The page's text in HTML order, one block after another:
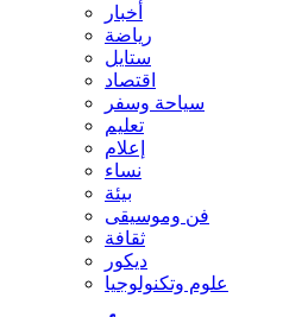
أخبار
رياضة
ستايل
اقتصاد
سياحة وسفر
تعليم
إعلام
نساء
بيئة
فن وموسيقى
ثقافة
ديكور
علوم وتكنولوجيا